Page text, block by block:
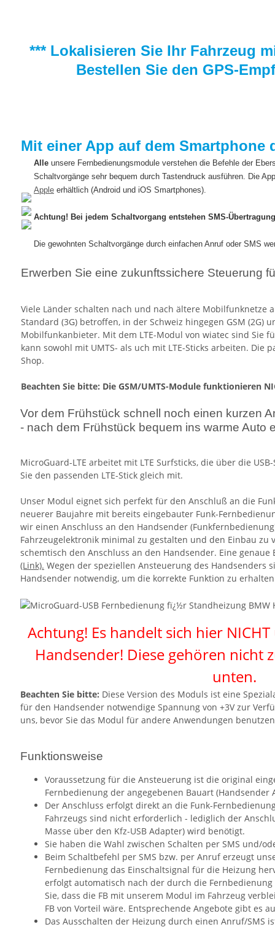
*** Lokalisieren Sie Ihr Fahrzeug
Bestellen Sie den GPS-
Mit einer App auf dem Smartphone
Alle unsere Fernbedienungsmodule verstehen die Befehle der
Schaltvorgänge sehr bequem durch Tastendruck ausführen. Die
Apple erhältlich (Android und iOS Smartphones).
Achtung! Bei jedem Schaltvorgang entstehen SMS-
Die gewohnten Schaltvorgänge durch einfachen Anruf oder SMS
Erwerben Sie eine zukunftssichere Steuerung
Viele Länder schalten nach und nach ältere Mobilfunknetze
Standard (3G) betroffen, in der Schweiz hingegen GSM (2G)
Mobilfunkanbieter. Mit dem LTE-Modul von wiatec sind Sie
kann sowohl mit UMTS- als uch mit LTE-Sticks arbeiten. Die
Shop.
Beachten Sie bitte: Die GSM/UMTS-Module funktionieren
Vor dem Frühstück schnell noch einen kurzen
- nach dem Frühstück bequem ins warme Auto
MicroGuard-LTE arbeitet mit LTE Surfsticks, die über die
Sie den passenden LTE-Stick gleich mit.
Unser Modul eignet sich perfekt für den Anschluß an die
neuerer Baujahre mit bereits eingebauter Funk-
wir einen Anschluss an den Handsender
Fahrzeugelektronik minimal zu gestalten und den Einbau zu
schemtisch den Anschluss an den Handsender. Eine
(Link). Wegen der speziellen Ansteuerung des Handsenders
Handsender notwendig, um die korrekte Funktion zu
Achtung! Es handelt sich hier
Handsender! Diese gehören nicht
unten.
Beachten Sie bitte: Diese Version des Moduls ist eine
für den Handsender notwendige Spannung von +3V zur
uns, bevor Sie das Modul für andere Anwendungen
Funktionsweise
Voraussetzung für die Ansteuerung ist die original
Fernbedienung der angegebenen Bauart (Handsender
Der Anschluss erfolgt direkt an die Funk-
Fahrzeugs sind nicht erforderlich - lediglich der
Masse über den Kfz-USB Adapter) wird benötigt.
Sie haben die Wahl zwischen Schalten per SMS und/
Beim Schaltbefehl per SMS bzw. per Anruf erzeugt
Fernbedienung das Einschaltsignal für die Heizung
erfolgt automatisch nach der durch die
Sie, dass die FB mit unserem Modul im Fahrzeug
FB von Vorteil wäre. Entsprechende Angebote gibt es
Das Ausschalten der Heizung durch einen Anruf/SMS